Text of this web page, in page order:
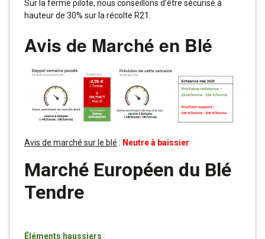
Sur la ferme pilote, nous conseillons d’être sécurisé à
hauteur de 30% sur la récolte R21.
Avis de Marché en Blé
Avis de marché sur le blé : Neutre à baissier
Marché Européen du Blé
Tendre
Éléments haussiers :